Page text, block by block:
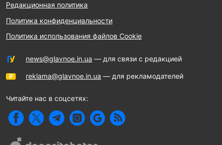
Редакционная политика
Политика конфиденциальности
Политика использования файлов Cookie
news@glavnoe.in.ua — для связи с редакцией
reklama@glavnoe.in.ua — для рекламодателей
Читайте нас в соцсетях: